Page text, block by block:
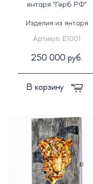
янтаря "Герб РФ"
Изделия из янтаря
Артикул: E1001
250 000 руб.
В корзину